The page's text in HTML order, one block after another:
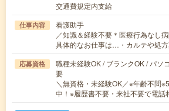
交通費規定内支給
仕事内容
看護助手
／知識＆経験不要＊医療行為なし
具体的なお仕事は…・カルテや処
応募資格
職種未経験OK / ブランクOK / パソ
要
＼無資格・未経験OK／※年齢不問
中！※履歴書不要・来社不要で電